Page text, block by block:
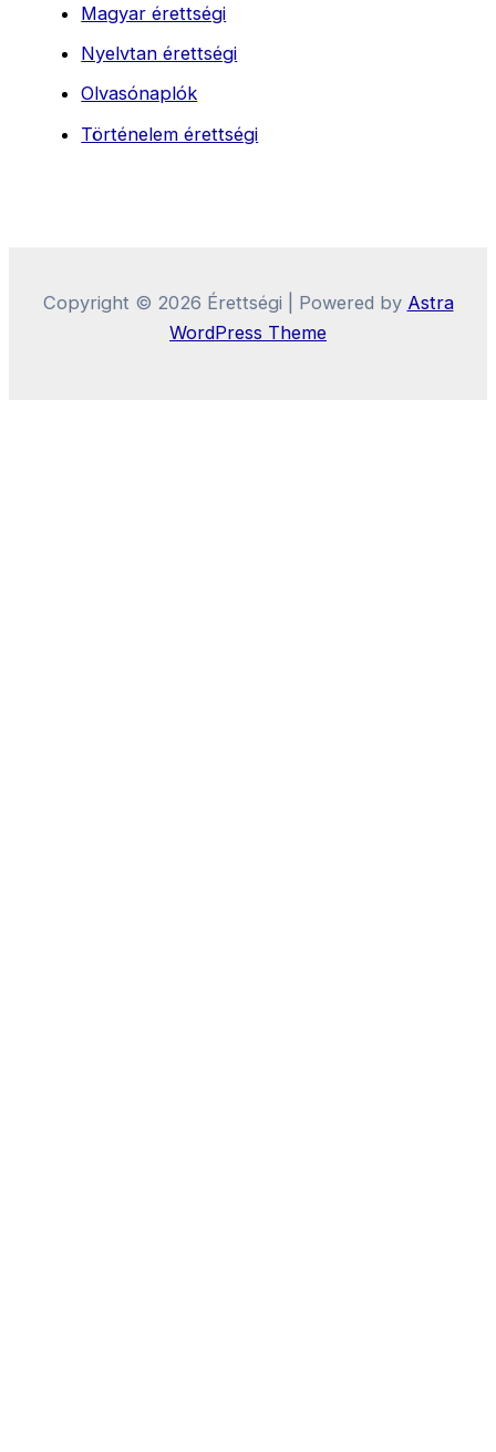
Magyar érettségi
Nyelvtan érettségi
Olvasónaplók
Történelem érettségi
Copyright © 2026 Érettségi | Powered by Astra
WordPress Theme